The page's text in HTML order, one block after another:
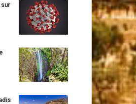
sur